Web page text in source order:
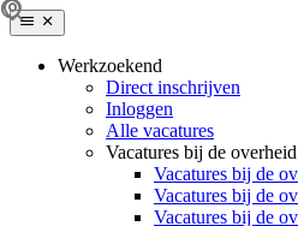
Werkzoekend
Direct inschrijven
Inloggen
Alle vacatures
Vacatures bij de
Vacatures bij de
Vacatures bij de
Vacatures bij de